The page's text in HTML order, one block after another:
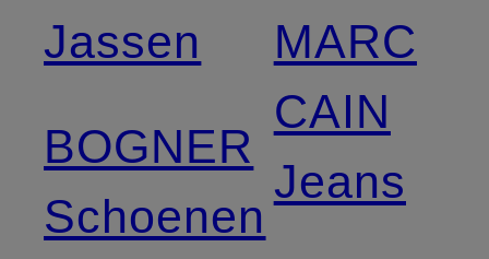
Jassen
BOGNER
Schoenen
MARC
CAIN
Jeans